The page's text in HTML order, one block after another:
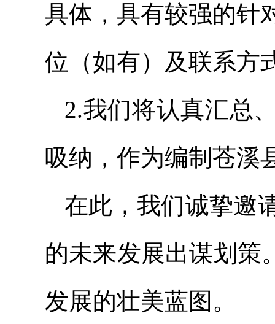
具体，具有较强的针
位（如有）及联系方
2.我们将认真汇总
吸纳，作为编制苍溪
在此，我们诚挚邀
的未来发展出谋划策
发展的壮美蓝图。